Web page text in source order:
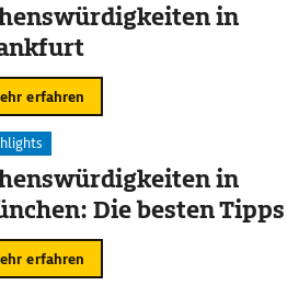
in
erfahren
in
Die besten Tipps
erfahren